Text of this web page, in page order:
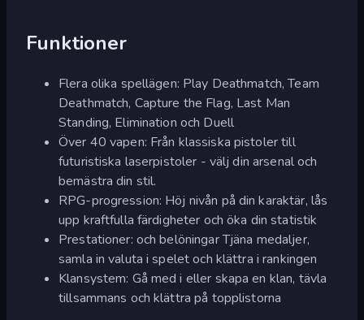
Funktioner
Flera olika spellägen: Play Deathmatch, Team
Deathmatch, Capture the Flag, Last Man
Standing, Elimination och Duell
Över 40 vapen: Från klassiska pistoler till
futuristiska laserpistoler - välj din arsenal och
bemästra din stil.
RPG-progression: Höj nivån på din karaktär, lås
upp kraftfulla färdigheter och öka din statistik
Prestationer: och belöningar Tjäna medaljer,
samla in valuta i spelet och klättra i rankingen
Klansystem: Gå med i eller skapa en klan, tävla
tillsammans och klättra på topplistorna